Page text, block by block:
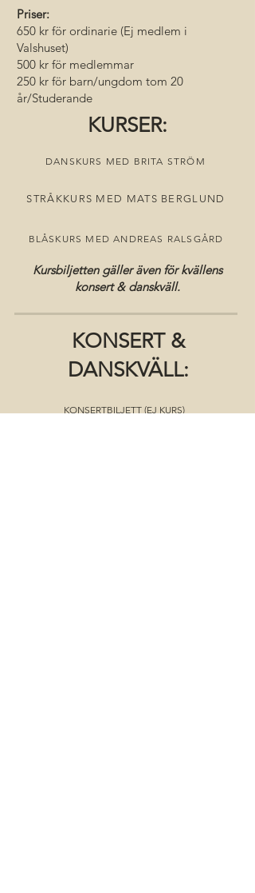
Priser:
650 kr för ordinarie (Ej medlem i
Valshuset)
500 kr för medlemmar
250 kr för barn/ungdom tom 20
år/Studerande
DANSKURS MED BRITA STRÖM
STRÅKKURS MED MATS BERGLUND
BLÅSKURS MED ANDREAS RALSGÅRD
KURSER:
Kursbiljetten gäller även för kvällens
konsert & danskväll.
KONSERT &
DANSKVÄLL:
KONSERTBILJETT (EJ KURS)